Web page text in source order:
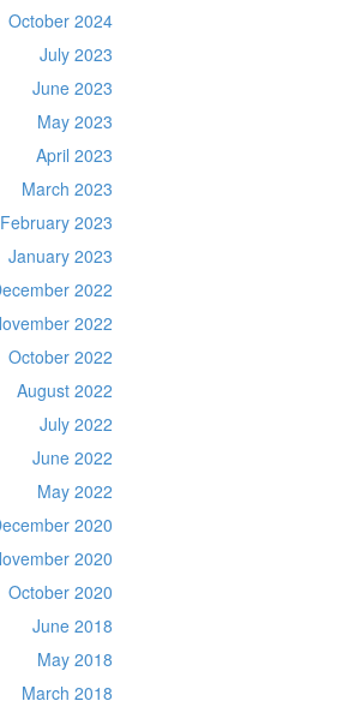
October 2024
July 2023
June 2023
May 2023
April 2023
March 2023
February 2023
January 2023
2022
2022
October 2022
August 2022
July 2022
June 2022
May 2022
2020
2020
October 2020
June 2018
May 2018
March 2018